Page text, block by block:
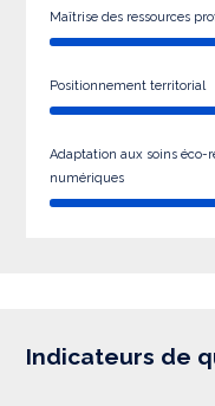
Maîtrise des ressources
Positionnement territorial
Adaptation aux soins éco-
numériques
Indicateurs de